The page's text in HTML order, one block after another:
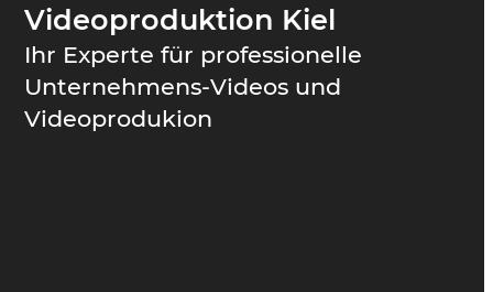
Videoproduktion Kiel
Ihr Experte für professionelle
Unternehmens-Videos und
Videoprodukion